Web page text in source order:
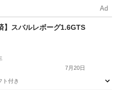
Ad
】スバルレボーグ1.6GTS
7月20日
ト付き